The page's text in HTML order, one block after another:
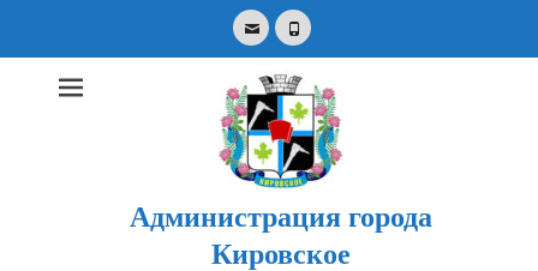
EmailPhone
Администрация города
Кировское